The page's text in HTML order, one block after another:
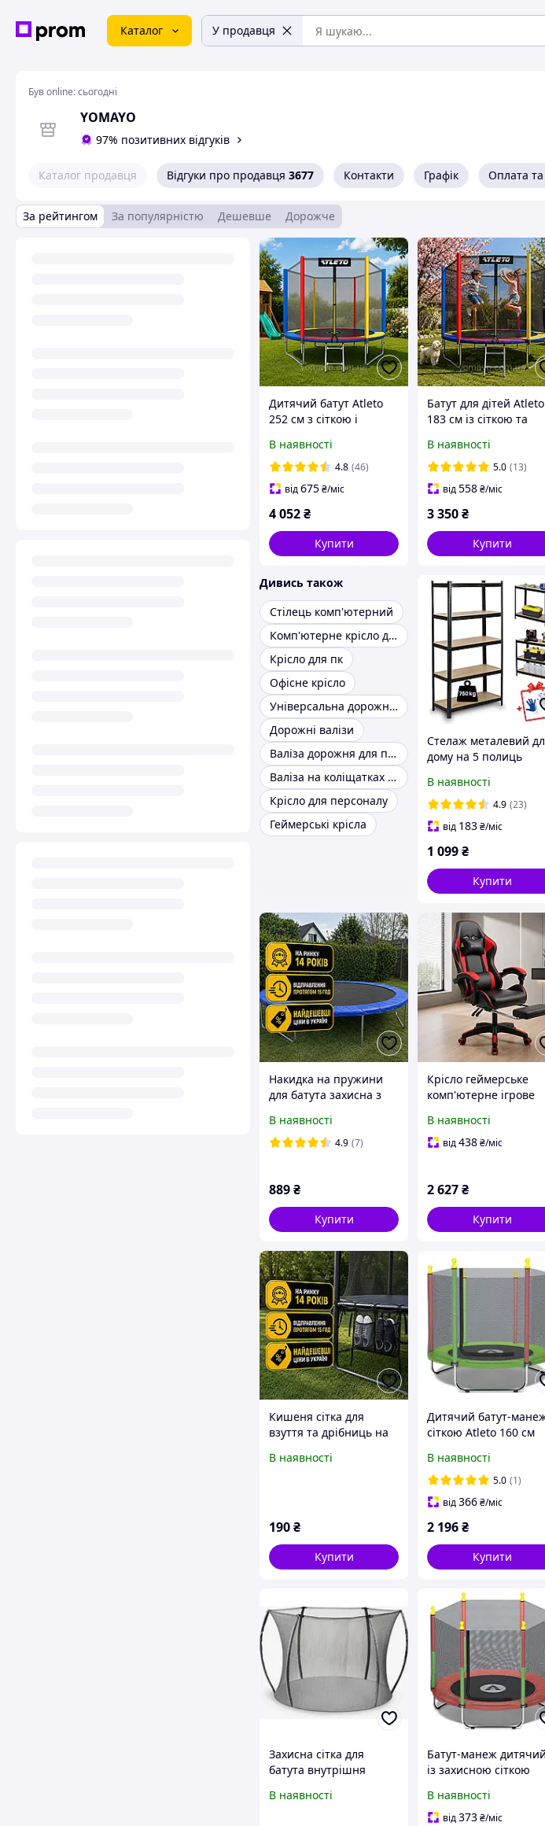
Каталог У продавця
Був online:сьогодні
YOMAYO
97% позитивних відгуків
Каталог продавця Відгуки про продавця 3677 Контакти Графік Оплата та
За рейтингом За популярністю Дешевше Дорожче
Дитячий батут Atleto
252 см з сіткою і
Батут для дому, саду,
дитячої кімнати
В наявності
4.8 (46)
від675₴/міс
4 052₴
Купити
Батут для дітей Atleto
183 см із сіткою та
Батути дитячі
спортивні
В наявності
5.0 (13)
від558₴/міс
3 350₴
Купити
Дивись також
Стілець комп'ютерний
Комп'ютерне крісло для дому
Крісло для пк
Офісне крісло
Універсальна дорожня валіза
Дорожні валізи
Валіза дорожня для подорожей
Валіза на коліщатках набір
Крісло для персоналу
Геймерські крісла
Стелаж металевий
дому на 5 полиць
GoodTool P7030
/ Стелажі для
інструментів
В наявності
4.9 (23)
від 183₴/міс
1 099₴
Купити
Накидка на пружини
для батута захисна з
для пружин на батут
312 см 10 ft
В наявності
4.9 (7)
889₴
Купити
Крісло геймерське
комп'ютерне ігрове
підставкою для ніг /
Ігровий стілець
В наявності
від438₴/міс
2 627₴
Купити
Кишеня сітка для
взуття та дрібниць на
органайзер сумка для
В наявності
190₴
Купити
Дитячий батут-
сіткою Atleto 160 см
для дому, саду, дитячої
кімнати
В наявності
5.0 (1)
від366₴/міс
2 196₴
Купити
Захисна сітка для
батута внутрішня
стовпчиків / Міцна
В наявності
Батут-манеж дитячий
із захисною сіткою
KRB10 / Батути для
дому та вулиці
В наявності
від373₴/міс